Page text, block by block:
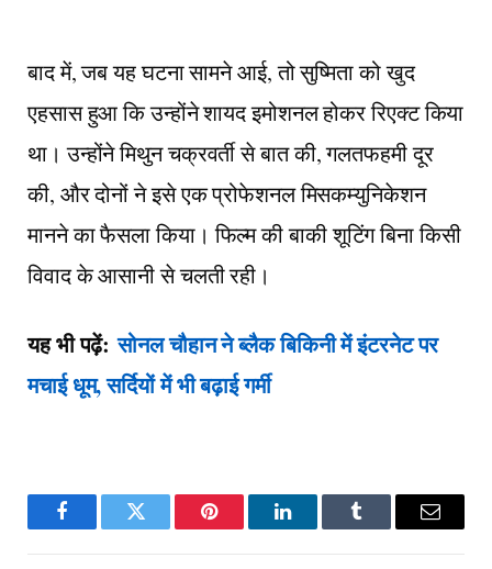
बाद में, जब यह घटना सामने आई, तो सुष्मिता को खुद
एहसास हुआ कि उन्होंने शायद इमोशनल होकर रिएक्ट किया
था। उन्होंने मिथुन चक्रवर्ती से बात की, गलतफहमी दूर
की, और दोनों ने इसे एक प्रोफेशनल मिसकम्युनिकेशन
मानने का फैसला किया। फिल्म की बाकी शूटिंग बिना किसी
विवाद के आसानी से चलती रही।
यह भी पढ़ें:सोनल चौहान ने ब्लैक बिकिनी में इंटरनेट पर
मचाई धूम, सर्दियों में भी बढ़ाई गर्मी
FacebookTwitter Pinterest LinkedInTumblr Email